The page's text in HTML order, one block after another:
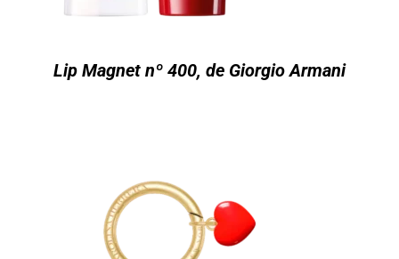
Lip Magnet nº 400, de Giorgio Armani